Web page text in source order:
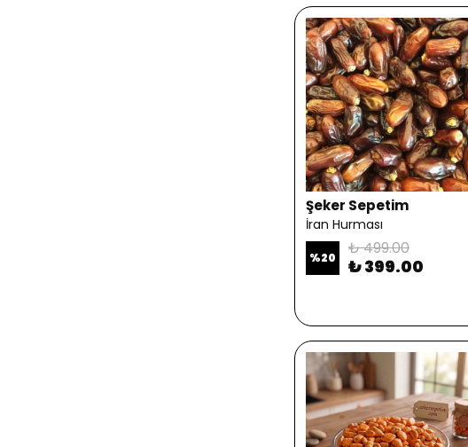
Şeker Sepetim
İran Hurması
%20 ₺ 499.00
₺ 399.00